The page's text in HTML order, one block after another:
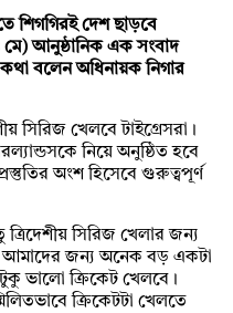
শিগগিরই দেশ ছাড়বে
আনুষ্ঠানিক এক সংবাদ
কথা বলেন অধিনায়ক নিগার
সিরিজ খেলবে টাইগ্রেসরা।
নিয়ে অনুষ্ঠিত হবে
অংশ হিসেবে গুরুত্বপূর্ণ
সিরিজ খেলার জন্য
আমাদের জন্য অনেক বড় একটা
ভালো ক্রিকেট খেলবে।
ক্রিকেটটা খেলতে